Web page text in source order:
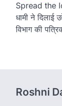
Spread the
धामी ने दिलाई
विभाग की
Roshni